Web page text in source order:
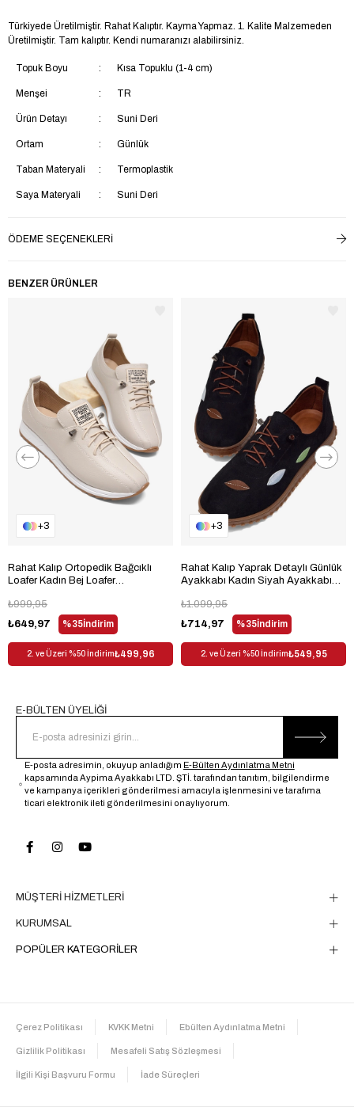
Türkiyede Üretilmiştir. Rahat Kalıptır. Kayma Yapmaz. 1. Kalite Malzemeden
Üretilmiştir. Tam kalıptır. Kendi numaranızı alabilirsiniz.
Topuk Boyu Kısa Topuklu (1-4 cm)
Menşei TR
Ürün Detayı Suni Deri
Ortam Günlük
Taban Materyali Termoplastik
Saya Materyali Suni Deri
Ek Özellik
Bağcıksız
Suni Deri
Trendyol Evet
Desen
Sezon Her Sezon
Kadın
ÖDEME SEÇENEKLERI
BENZER ÜRÜNLER
3
Rahat Kalıp Ortopedik Bağcıklı
Loafer Kadın Bej Loafer
%35İndirim
₺649,97
₺999,95
2. ve Üzeri %50 İndirim₺499,96
3
Rahat Kalıp Yaprak Detaylı Günlük
Ayakkabı Kadın Siyah Ayakkabı
%35İndirim
₺714,97
₺1.099,95
2. ve Üzeri %50 İndirim₺549,95
MÜŞTERİ HİZMETLERİ
KURUMSAL
POPÜLER KATEGORİLER
E-BÜLTEN ÜYELİĞİ
E-posta adresimin, okuyup anladığım E-Bülten Aydınlatma Metni
kapsamında Aypima Ayakkabı LTD. ŞTİ. tarafından tanıtım, bilgilendirme
ve kampanya içerikleri gönderilmesi amacıyla işlenmesini ve tarafıma
ticari elektronik ileti gönderilmesini onaylıyorum.
Çerez Politikası KVKK Metni Ebülten Aydınlatma Metni
Gizlilik Politikası Mesafeli Satış Sözleşmesi
İlgili Kişi Başvuru Formu İade Süreçleri